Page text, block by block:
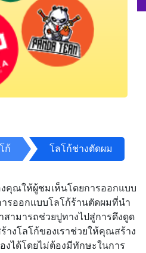
ก้ โลโก้ช่างตัดผม
คุณให้ผู้ชมเห็นโดยการออกแบบ
รออกแบบโลโก้ร้านตัดผมที่นำ
ามารถช่วยปูทางไปสู่การดึงดูด
างโลโก้ของเราช่วยให้คุณสร้าง
ได้โดยไม่ต้องมีทักษะในการ